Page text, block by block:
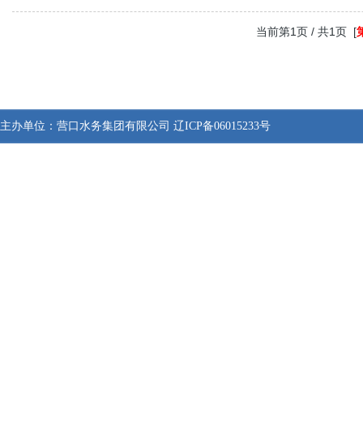
当前第1页 / 共1页 [
主办单位： 营口水务集团有限公司 辽ICP备06015233号